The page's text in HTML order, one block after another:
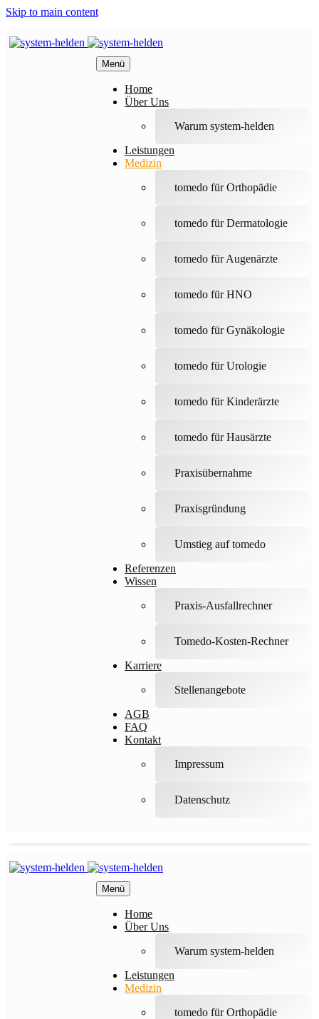
Skip to main content
Menü
Home
Über Uns
Warum system-helden
Leistungen
Medizin
tomedo für Orthopädie
tomedo für Dermatologie
tomedo für Augenärzte
tomedo für HNO
tomedo für Gynäkologie
tomedo für Urologie
tomedo für Kinderärzte
tomedo für Hausärzte
Praxisübernahme
Praxisgründung
Umstieg auf tomedo
Referenzen
Wissen
Praxis-Ausfallrechner
Tomedo-Kosten-Rechner
Karriere
Stellenangebote
AGB
FAQ
Kontakt
Impressum
Datenschutz
Menü
Home
Über Uns
Warum system-helden
Leistungen
Medizin
tomedo für Orthopädie